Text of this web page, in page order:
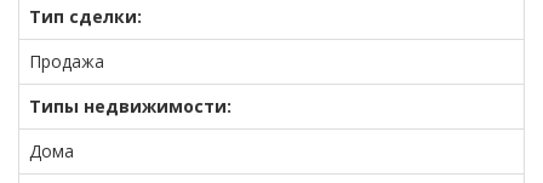
Тип сделки:
Продажа
Типы недвижимости:
Дома